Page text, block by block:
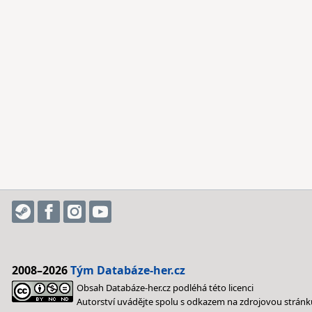
2008–2026Tým Databáze-her.cz
Obsah Databáze-her.cz podléhá této licenci
Autorství uvádějte spolu s odkazem na zdrojovou